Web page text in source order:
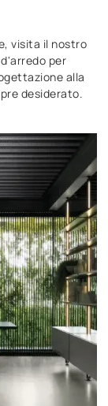
visita il nostro
per
alla
desiderato.